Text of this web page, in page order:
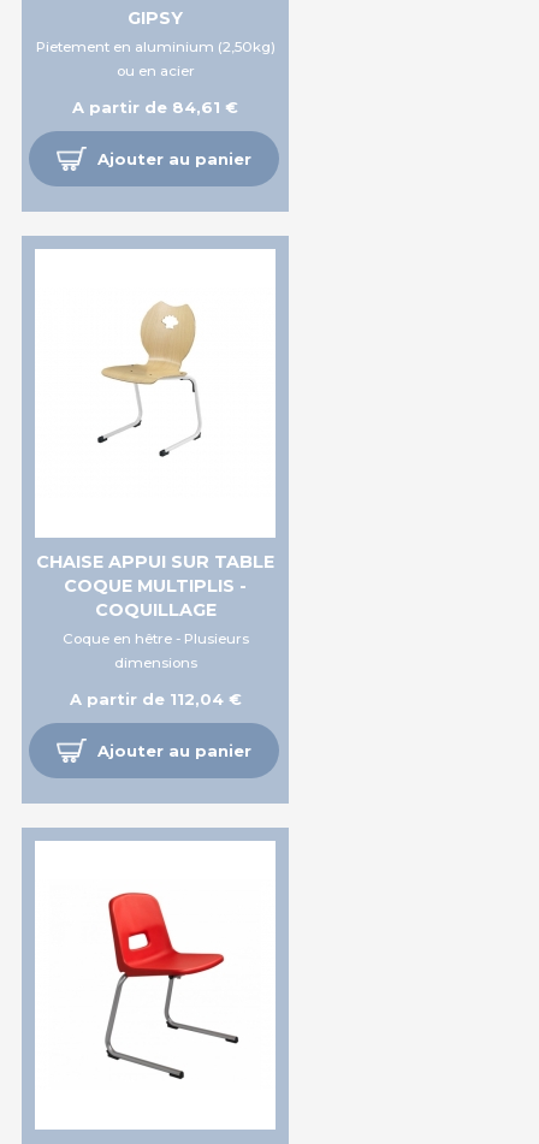
GIPSY
Pietement en aluminium (2,50kg)
ou en acier
A partir de 84,61 €
Ajouter au panier
CHAISE APPUI SUR TABLE
COQUE MULTIPLIS -
COQUILLAGE
Coque en hêtre - Plusieurs
dimensions
A partir de 112,04 €
Ajouter au panier